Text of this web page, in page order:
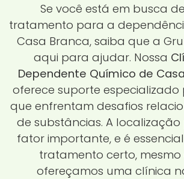
Se você está em busca
tratamento para a
Casa Branca, saiba que a
aqui para ajudar. Nossa
Dependente Químico de
oferece suporte
que enfrentam desafios
de substâncias. A
fator importante, e é
tratamento certo,
ofereçamos uma clínica